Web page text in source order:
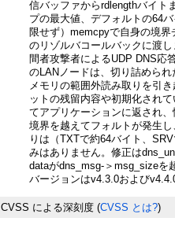
信バッファからrdlengthバイト
プの最大値、デフォルトの64
限せず）memcpyで自身の境
のリゾルバコールバックに渡
間者攻撃者によるUDP DNS応
のLANノードは、切り詰めら
メモリの範囲外読み取りを引
ットの残留内容や初期化され
てアプリケーションに返され
境界を越えてフォルトが発生
りは（TXTで約64バイト、
みはありません。修正は
dataがdns_msg-＞msg_sizeを
バージョンはv4.3.0および
CVSS による深刻度 (CVSS とは?)